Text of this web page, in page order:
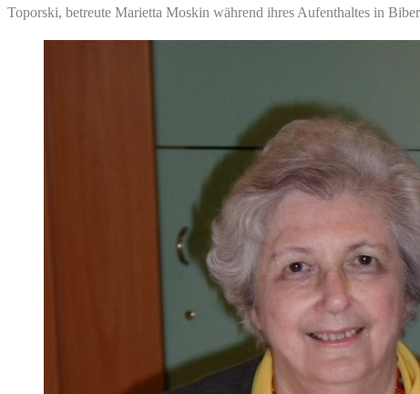
Toporski, betreute Marietta Moskin während ihres Aufenthaltes in